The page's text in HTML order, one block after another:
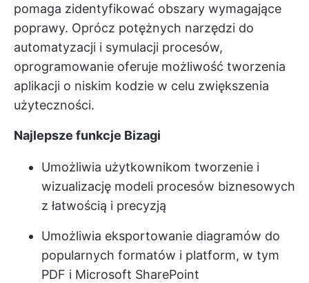
pomaga zidentyfikować obszary wymagające
poprawy. Oprócz potężnych narzędzi do
automatyzacji i symulacji procesów,
oprogramowanie oferuje możliwość tworzenia
aplikacji o niskim kodzie w celu zwiększenia
użyteczności.
Najlepsze funkcje Bizagi
Umożliwia użytkownikom tworzenie i
wizualizację modeli procesów biznesowych
z łatwością i precyzją
Umożliwia eksportowanie diagramów do
popularnych formatów i platform, w tym
PDF i Microsoft SharePoint